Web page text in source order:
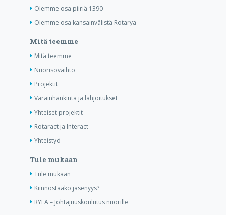
Olemme osa piiriä 1390
Olemme osa kansainvälistä Rotarya
Mitä teemme
Mitä teemme
Nuorisovaihto
Projektit
Varainhankinta ja lahjoitukset
Yhteiset projektit
Rotaract ja Interact
Yhteistyö
Tule mukaan
Tule mukaan
Kiinnostaako jäsenyys?
RYLA – Johtajuuskoulutus nuorille